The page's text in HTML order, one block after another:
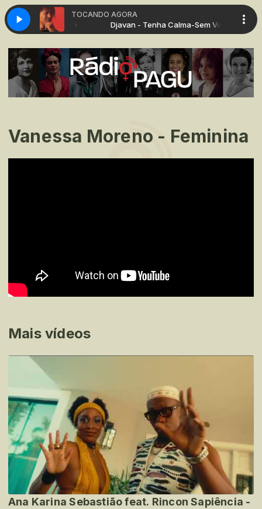
TOCANDO AGORA
Calma-Sem Você Djavan - Tenha Calma-Sem Você
Vanessa Moreno - Feminina
Mais vídeos
Ana Karina Sebastião feat. Rincon Sapiência -